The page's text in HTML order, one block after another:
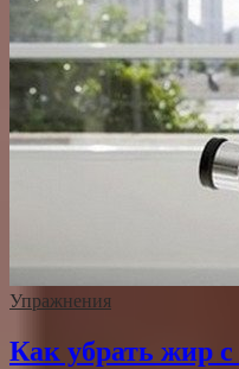
Упражнения
Как убрать жир